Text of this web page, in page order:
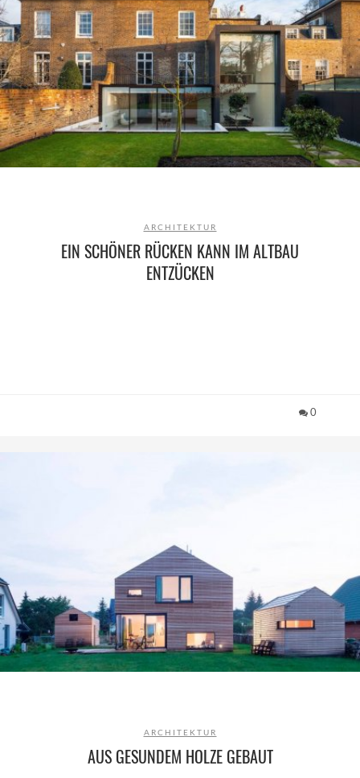
ARCHITEKTUR
EIN SCHÖNER RÜCKEN KANN IM ALTBAU
ENTZÜCKEN
0
ARCHITEKTUR
AUS GESUNDEM HOLZE GEBAUT